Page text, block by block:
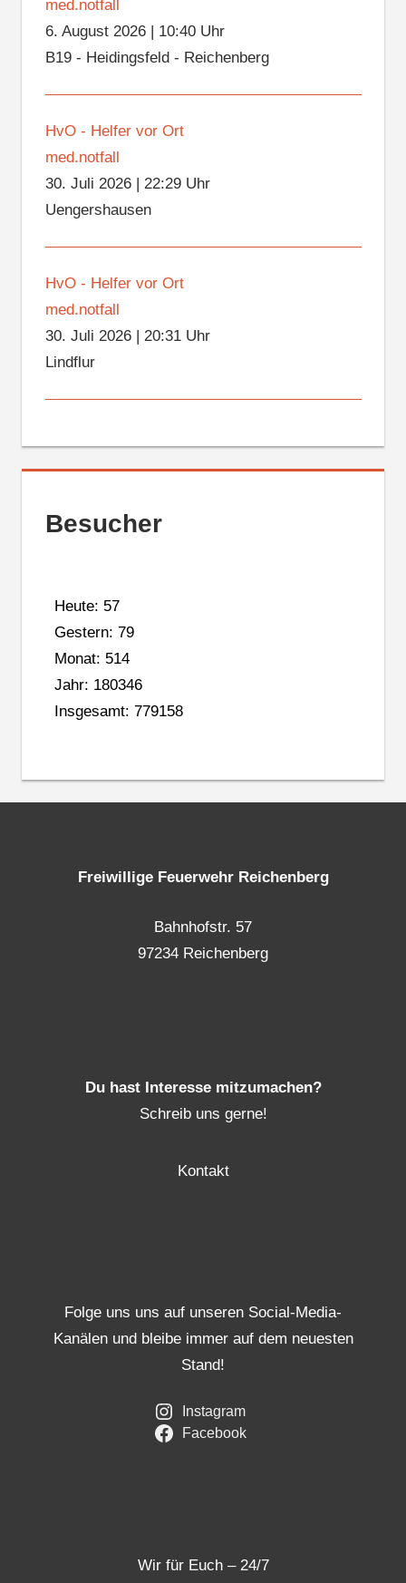
med.notfall
6. August 2026| 10:40 Uhr
B19 - Heidingsfeld - Reichenberg
HvO - Helfer vor Ort
med.notfall
30. Juli 2026| 22:29 Uhr
Uengershausen
HvO - Helfer vor Ort
med.notfall
30. Juli 2026| 20:31 Uhr
Lindflur
Besucher
Heute: 57
Gestern: 79
Monat: 514
Jahr: 180346
Insgesamt: 779158
Freiwillige Feuerwehr Reichenberg
Bahnhofstr. 57
97234 Reichenberg
Du hast Interesse mitzumachen?
Schreib uns gerne!
Kontakt
Folge uns uns auf unseren Social-Media-
Kanälen und bleibe immer auf dem neuesten
Stand!
Instagram
Facebook
Wir für Euch – 24/7